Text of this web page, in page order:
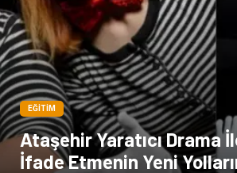
EĞITIM
Ataşehir Yaratıcı Drama
İfade Etmenin Yeni